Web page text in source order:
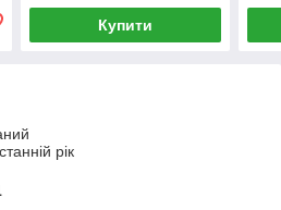
Купити
рік